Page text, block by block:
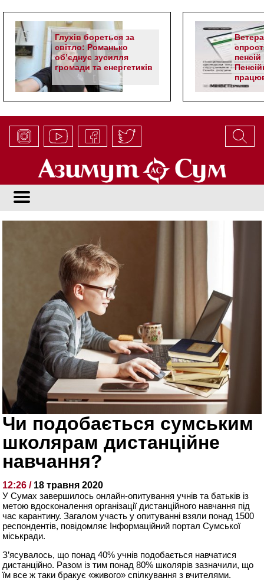
Глухів бореться за
світло: Романько
об’єднує зусилля
громади та енергетиків
Чи подобається сумським
школярам дистанційне
навчання?
12:26 / 18 травня 2020
У Сумах завершилось онлайн-опитування учнів та батьків із
метою вдосконалення організації дистанційного навчання під
час карантину. Загалом участь у опитуванні взяли понад 1500
респондентів, повідомляє Інформаційний портал Сумської
міськради.
З’ясувалось, що понад 40% учнів подобається навчатися
дистанційно. Разом із тим понад 80% школярів зазначили, що
їм все ж таки бракує «живого» спілкування з вчителями.